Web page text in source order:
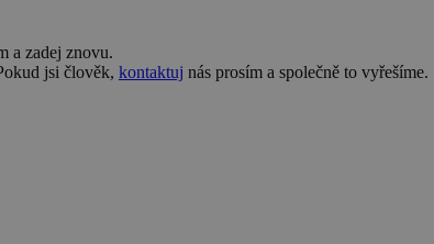
a zadej znovu.
jsi člověk, kontaktuj nás prosím a společně to vyřešíme.